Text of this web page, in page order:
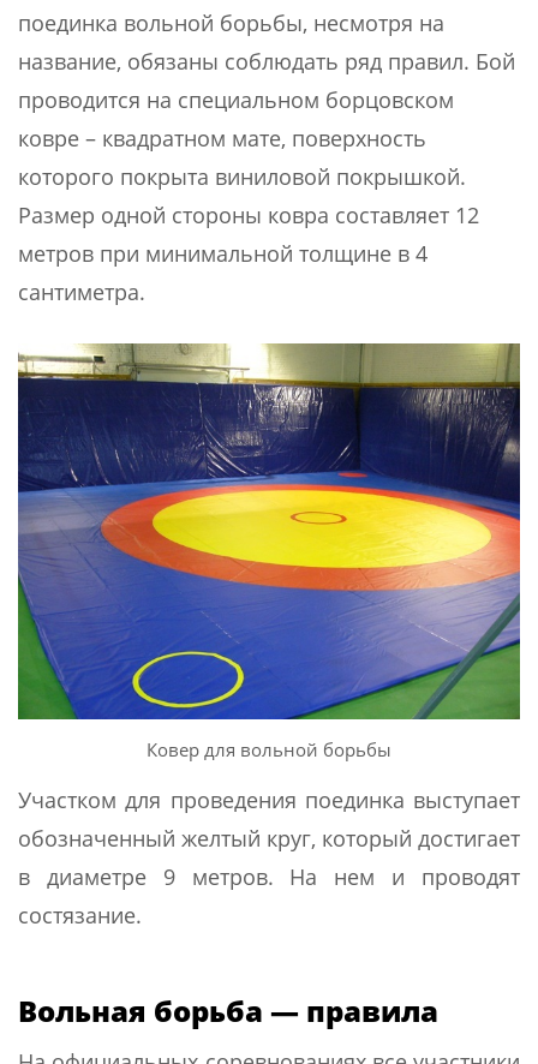
поединка вольной борьбы, несмотря на
название, обязаны соблюдать ряд правил. Бой
проводится на специальном борцовском
ковре – квадратном мате, поверхность
которого покрыта виниловой покрышкой.
Размер одной стороны ковра составляет 12
метров при минимальной толщине в 4
сантиметра.
Ковер для вольной борьбы
Участком для проведения поединка выступает
обозначенный желтый круг, который достигает
в диаметре 9 метров. На нем и проводят
состязание.
Вольная борьба — правила